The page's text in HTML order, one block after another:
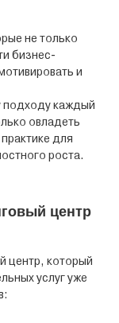
не только
бизнес-
и
подходу каждый
овладеть
для
роста.
центр
центр, который
услуг уже